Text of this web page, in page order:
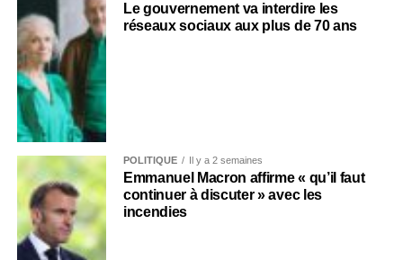
Le gouvernement va interdire les
réseaux sociaux aux plus de 70 ans
POLITIQUE Il y a 2 semaines
Emmanuel Macron affirme « qu’il faut
continuer à discuter » avec les
incendies